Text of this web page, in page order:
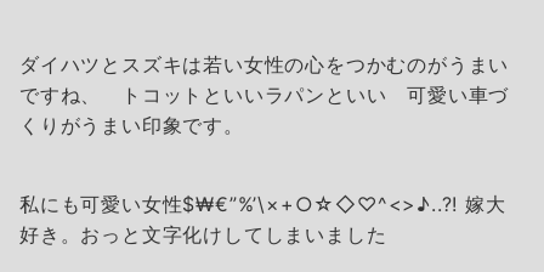
ダイハツとスズキは若い女性の心をつかむのがうまい
ですね、 トコットといいラパンといい 可愛い車づ
くりがうまい印象です。
私にも可愛い女性$₩€”%’\×+○☆◇♡^<>♪..?! 嫁大
好き。おっと文字化けしてしまいました